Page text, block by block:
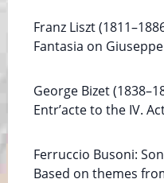
Franz Liszt
Fantasia on
George Bizet
Entr’acte to the IV.
Ferruccio Busoni:
Based on themes